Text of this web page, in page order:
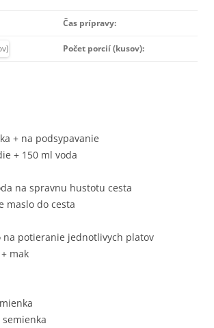
Čas prípravy:
Počet porcií (kusov):
+ na podsypavanie
+ 150 ml voda
na spravnu hustotu cesta
maslo do cesta
na potieranie jednotlivych platov
mak